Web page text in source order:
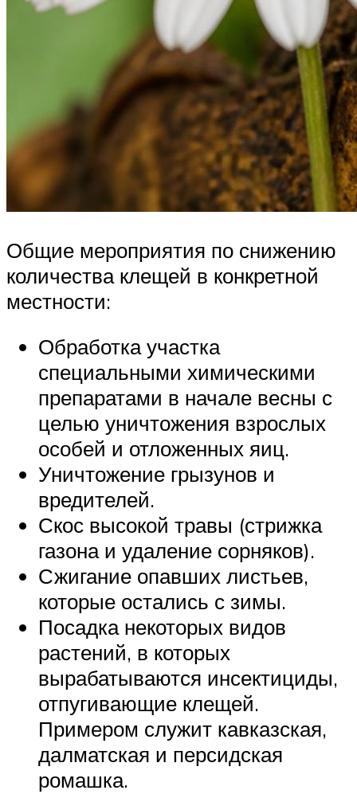
Общие мероприятия по снижению
количества клещей в конкретной
местности:
Обработка участка
специальными химическими
препаратами в начале весны с
целью уничтожения взрослых
особей и отложенных яиц.
Уничтожение грызунов и
вредителей.
Скос высокой травы (стрижка
газона и удаление сорняков).
Сжигание опавших листьев,
которые остались с зимы.
Посадка некоторых видов
растений, в которых
вырабатываются инсектициды,
отпугивающие клещей.
Примером служит кавказская,
далматская и персидская
ромашка.